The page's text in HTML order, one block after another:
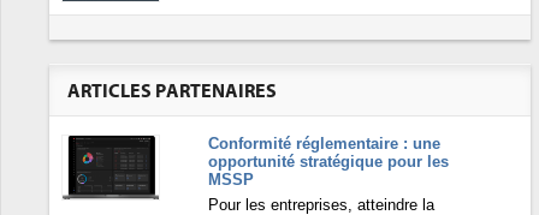
ARTICLES PARTENAIRES
Conformité réglementaire : une
opportunité stratégique pour les
MSSP
Pour les entreprises, atteindre la